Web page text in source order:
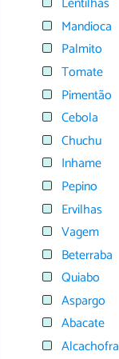
Mandioca
Palmito
Tomate
Pimentão
Cebola
Chuchu
Inhame
Pepino
Ervilhas
Vagem
Beterraba
Quiabo
Aspargo
Abacate
Alcachofra